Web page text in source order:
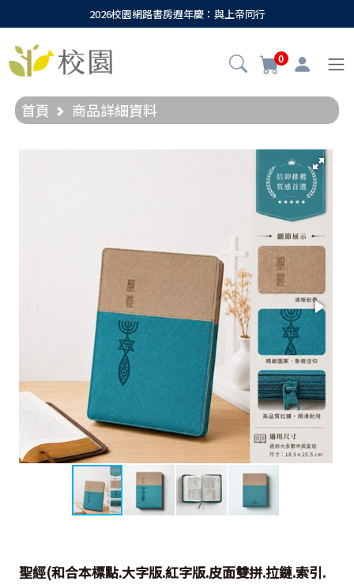
2026校園網路書房週年慶：與上帝同行
0
首頁 商品詳細資料
聖經(和合本標點.大字版.紅字版.皮面雙拼.拉鏈.索引.